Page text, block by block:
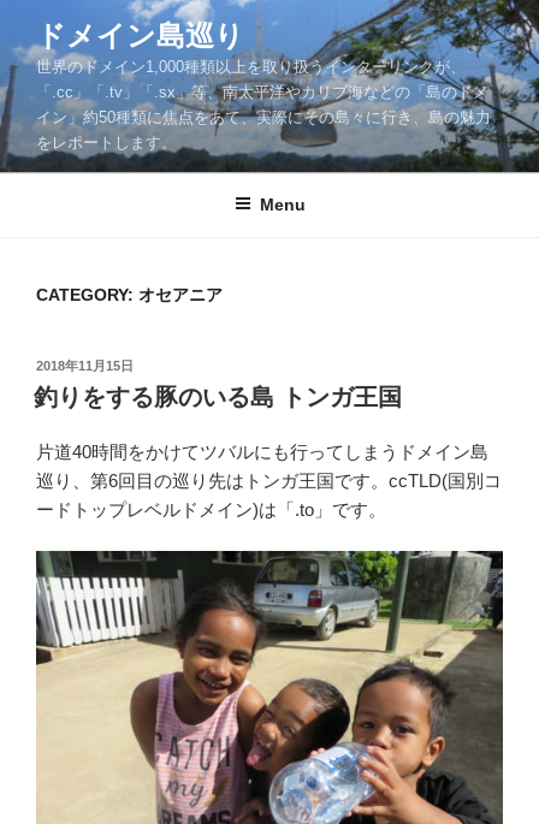
content
ドメイン島巡り
世界のドメイン1,000種類以上を取り扱うインターリンクが、
「.cc」「.tv」「.sx」等、南太平洋やカリブ海などの「島のドメ
イン」約50種類に焦点をあて、実際にその島々に行き、島の魅力
をレポートします。
Menu
CATEGORY: オセアニア
POSTED
ON
2018年11月15日
釣りをする豚のいる島 トンガ王国
片道40時間をかけてツバルにも行ってしまうドメイン島
巡り、第6回目の巡り先はトンガ王国です。ccTLD(国別コ
ードトップレベルドメイン)は「.to」です。